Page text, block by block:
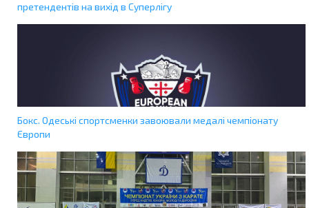
претендентів на вихід в Суперлігу
Бокс. Одеські спортсменки завоювали медалі чемпіонату
Європи